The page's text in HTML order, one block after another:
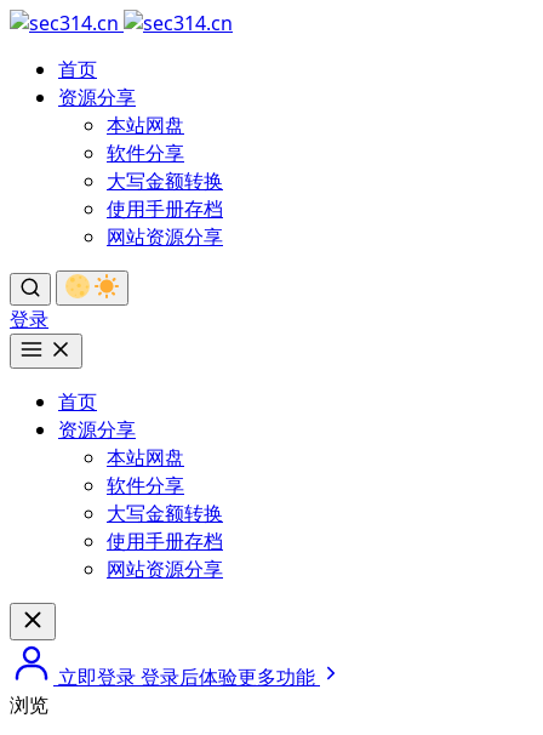
首页
资源分享
本站网盘
软件分享
大写金额转换
使用手册存档
网站资源分享
登录
首页
资源分享
本站网盘
软件分享
大写金额转换
使用手册存档
网站资源分享
立即登录登录后体验更多功能
浏览